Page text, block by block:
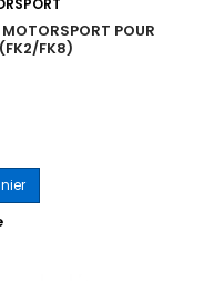
POUR
FK8)